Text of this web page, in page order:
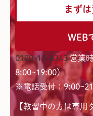
まず
WEB
0120-15-6343 営業
8:00~19:00）
※電話受付：
【教習中の方は専用